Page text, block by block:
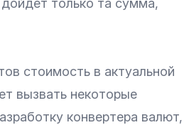
только та сумма,
стоимость в актуальной
вызвать некоторые
конвертера валют,